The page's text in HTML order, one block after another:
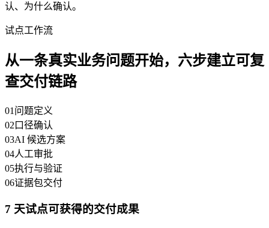
认、为什么确认。
试点工作流
从一条真实业务问题开始，六步建立可复
查交付链路
01 问题定义
02 口径确认
03AI 候选方案
04人工审批
05执行与验证
06证据包交付
7 天试点可获得的交付成果